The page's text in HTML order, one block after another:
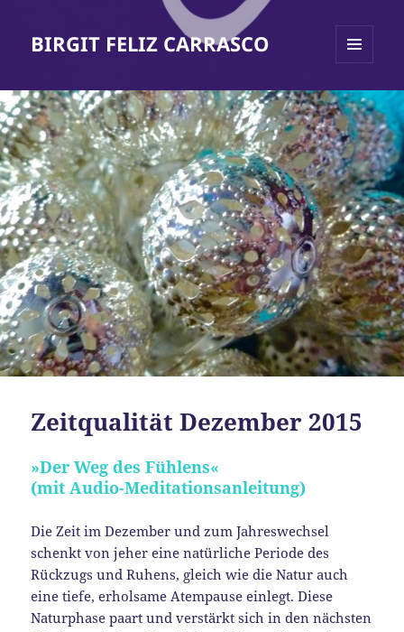
BIRGIT FELIZ CARRASCO
WIDGETS
Zeitqualität Dezember 2015
»Der Weg des Fühlens«
(mit Audio-Meditationsanleitung)
Die Zeit im Dezember und zum Jahreswechsel
schenkt von jeher eine natürliche Periode des
Rückzugs und Ruhens, gleich wie die Natur auch
eine tiefe, erholsame Atempause einlegt. Diese
Naturphase paart und verstärkt sich in den nächsten